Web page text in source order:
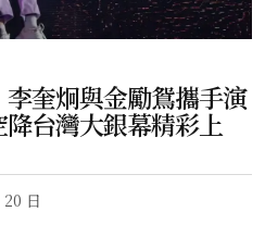
李奎炯與金勵鴛攜手演
台灣大銀幕精彩上
日